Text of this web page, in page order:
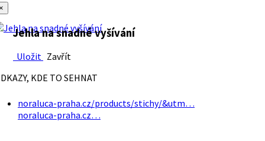
Jehla na snadné vyšívání
Uložit Zavřít
KDE TO SEHNAT
noraluca-praha.cz/products/stichy/&utm…
noraluca-praha.cz…